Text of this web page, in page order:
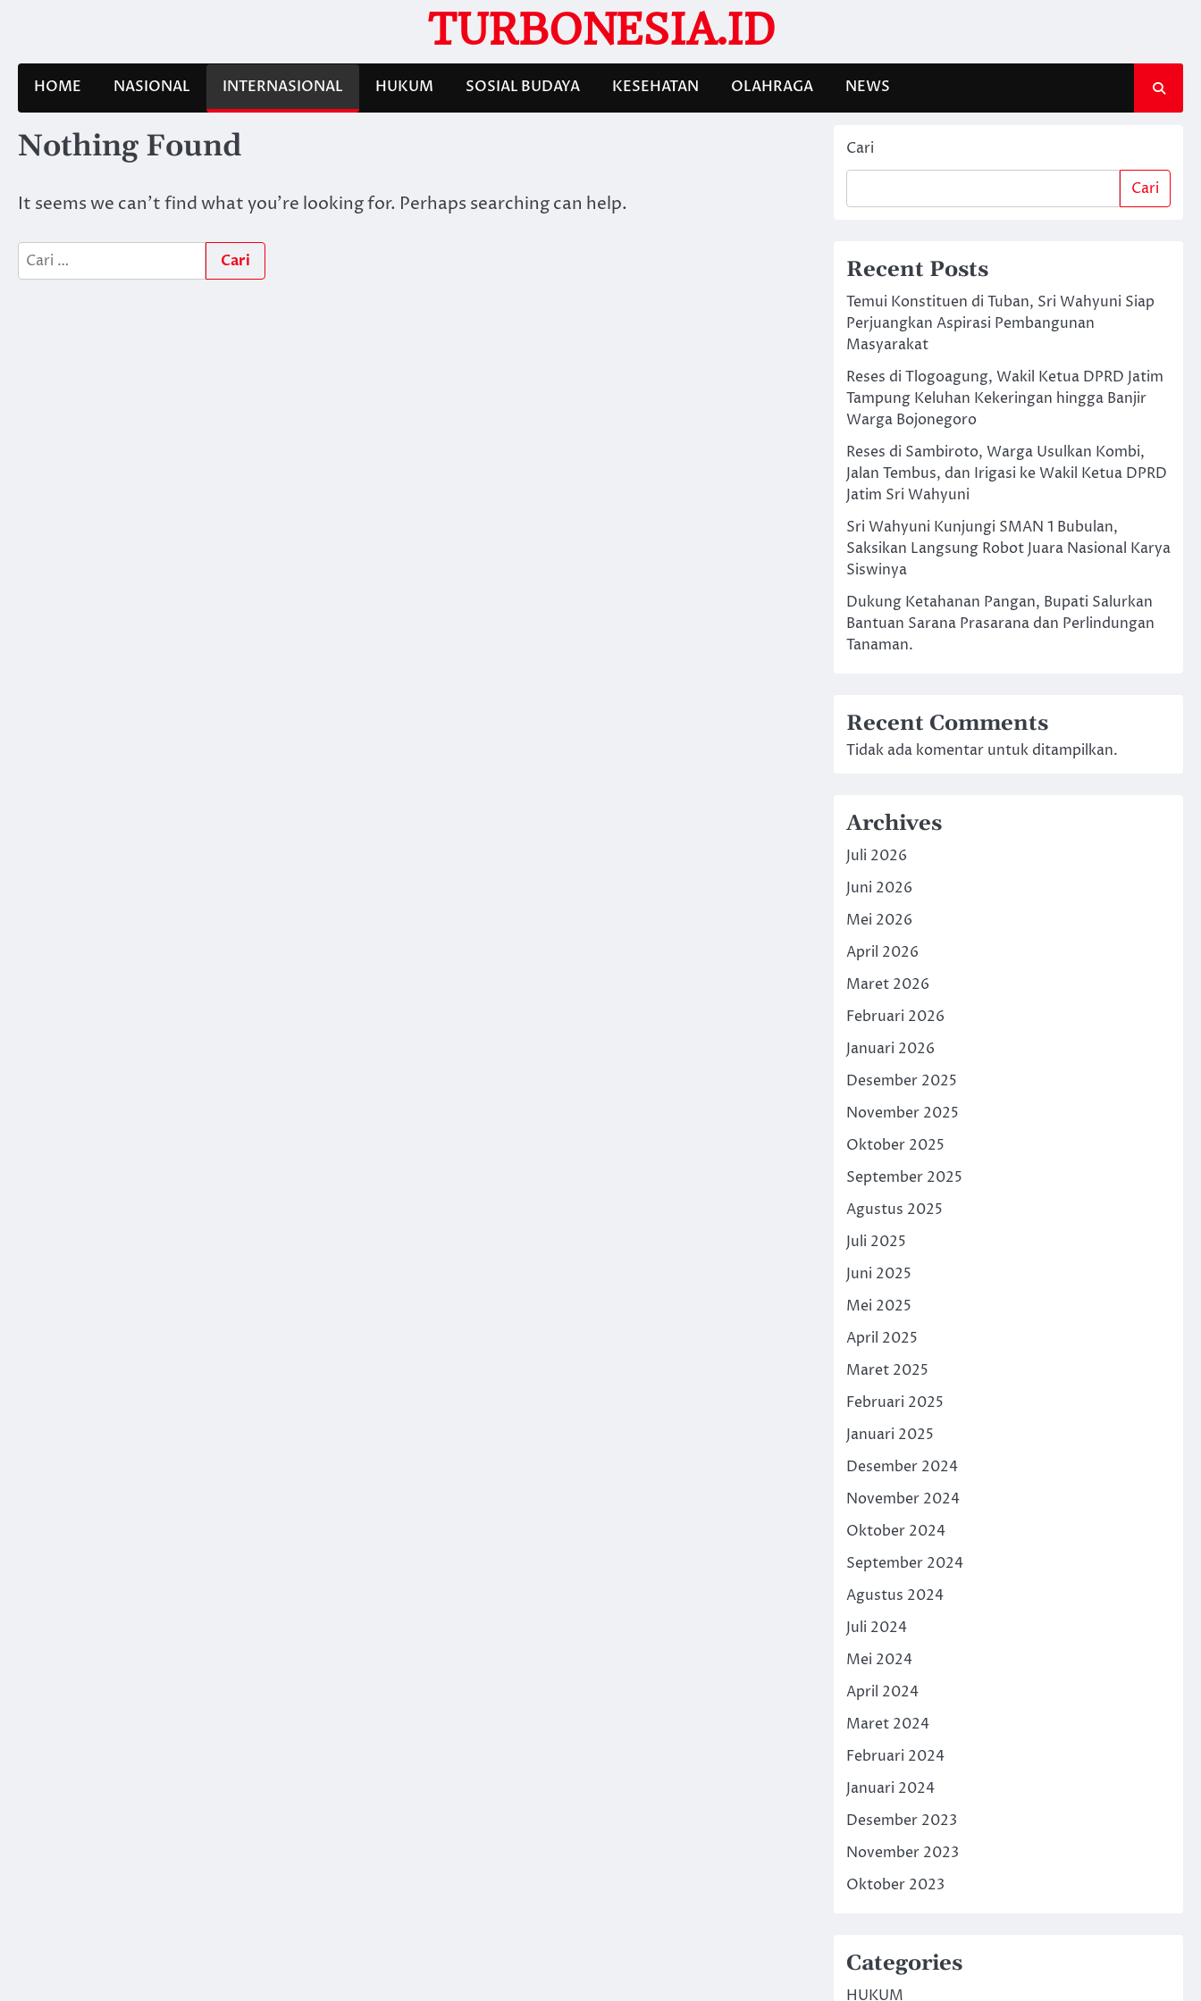
TURBONESIA.ID
HOME NASIONAL INTERNASIONAL HUKUM SOSIAL BUDAYA KESEHATAN OLAHRAGA NEWS
Nothing Found
It seems we can’t find what you’re looking for. Perhaps searching can help.
Cari
untuk:
Cari
Cari
Recent Posts
Temui Konstituen di Tuban, Sri Wahyuni Siap
Perjuangkan Aspirasi Pembangunan
Masyarakat
Reses di Tlogoagung, Wakil Ketua DPRD Jatim
Tampung Keluhan Kekeringan hingga Banjir
Warga Bojonegoro
Reses di Sambiroto, Warga Usulkan Kombi,
Jalan Tembus, dan Irigasi ke Wakil Ketua DPRD
Jatim Sri Wahyuni
Sri Wahyuni Kunjungi SMAN 1 Bubulan,
Saksikan Langsung Robot Juara Nasional Karya
Siswinya
Dukung Ketahanan Pangan, Bupati Salurkan
Bantuan Sarana Prasarana dan Perlindungan
Tanaman.
Recent Comments
Tidak ada komentar untuk ditampilkan.
Archives
Juli 2026
Juni 2026
Mei 2026
April 2026
Maret 2026
Februari 2026
Januari 2026
Desember 2025
November 2025
Oktober 2025
September 2025
Agustus 2025
Juli 2025
Juni 2025
Mei 2025
April 2025
Maret 2025
Februari 2025
Januari 2025
Desember 2024
November 2024
Oktober 2024
September 2024
Agustus 2024
Juli 2024
Mei 2024
April 2024
Maret 2024
Februari 2024
Januari 2024
Desember 2023
November 2023
Oktober 2023
Categories
HUKUM